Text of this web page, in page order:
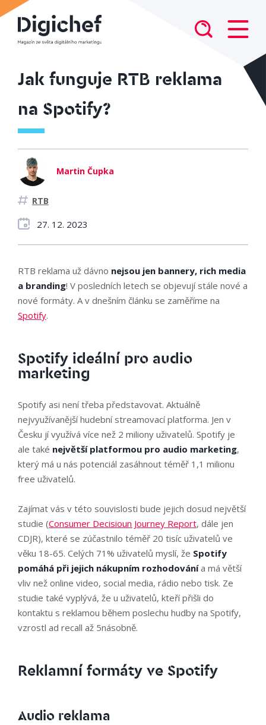
Jak funguje RTB reklama
na Spotify?
Martin Čupka
RTB
27. 12. 2023
RTB reklama už dávno nejsou jen bannery, rich media
a branding! V posledních letech se objevují stále nové a
nové formáty. A v dnešním článku se zaměříme na
Spotify.
Spotify ideální pro audio
marketing
Spotify asi není třeba představovat. Aktuálně
nejvyužívanější hudební streamovací platforma. Jen v
Česku jí využívá více než 2 miliony uživatelů. Spotify je
ale také největší platformou pro audio marketing,
který má u nás potenciál zasáhnout téměř 1,1 milionu
free uživatelů.
Zajímat vás v této souvislosti bude jejich dosud největší
studie (Consumer Decisioun Journey Report, dále jen
CDJR), které se zúčastnilo téměř 20 tisíc uživatelů ve
věku 18-65. Celých 71% uživatelů myslí, že Spotify
pomáhá při jejich nákupním rozhodovánía má větší
vliv než online video, social media, rádio nebo tisk. Ze
studie také vyplývá, že u uživatelů, kteří přišli do
kontaktu s reklamou během poslechu hudby na Spotify,
vzrostl ad recall až 5násobně.
Reklamní formáty ve Spotify
Audio reklama